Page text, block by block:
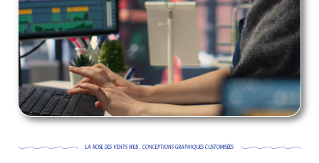
LA ROSE DES VENTS WEB , CONCEPTIONS GRAPHIQUES CUSTOMISÉES